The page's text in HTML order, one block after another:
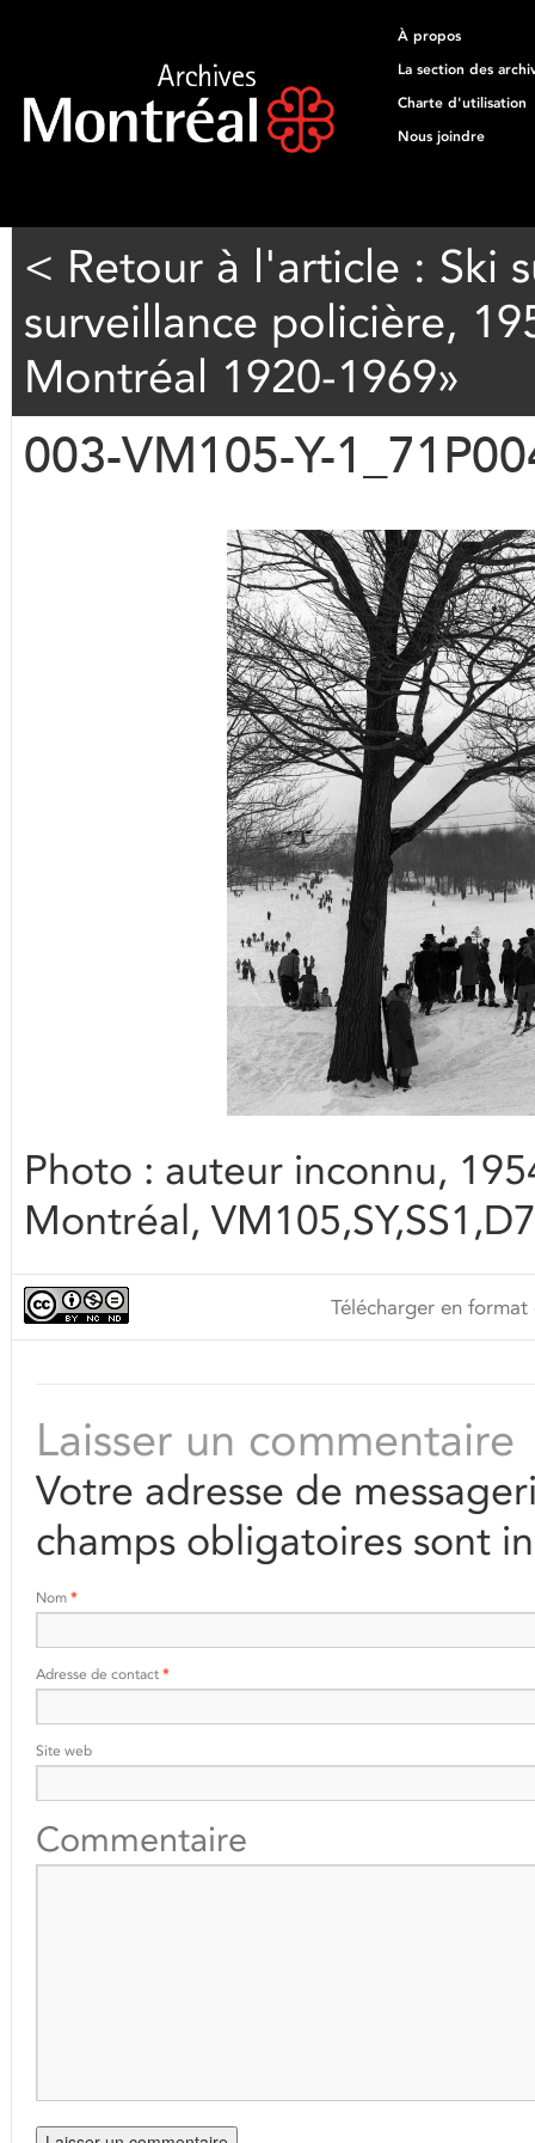
À propos
La section des
Charte d'utilisation
Nous joindre
< Retour à l'article : Ski
surveillance policière,
Montréal 1920-1969»
003-VM105-Y-
Photo : auteur inconnu,
Montréal,
Télécharger en
Laisser un commentaire
Votre adresse de
champs obligatoires sont
Nom *
Adresse de contact *
Site web
Commentaire